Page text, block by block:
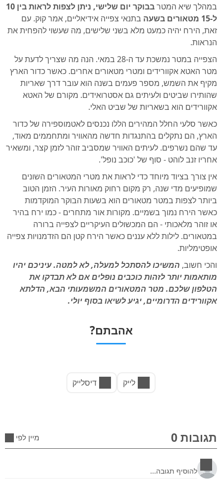
במהלך שיא המטר
בבוקר יום שלישי, ניתן לצפות לראות בין 10
ל-15 מטאורים בשעה
בתנאי צפייה אידיאליים, אמר קוק. עם
זאת, הירח יהיה כמעט מלא בשני שלישים, מה שעשוי להפחית את
הנראות.
הצפייה במטר נמשכת עד ה-28 במאי. הנה מה שצריך לדעת על
מטר האטא אקוורידים ומטרי מטאורים אחרים. כאשר כדור הארץ
מקיף את השמש, מספר פעמים בשנה הוא עובר דרך שאריות
שהותירו שביטים ולעיתים גם אסטרואידים. מקורם של האטא
אקוורידים הוא בשאריות של שביט האלי.
כאשר סלעי החלל המהירים הללו נכנסים לאטמוספירה של כדור
הארץ, הם נתקלים בהתנגדות חדשה מהאוויר ומתחממים מאוד,
עד שהם נשרפים. לעיתים האוויר שמסביב זוהר לזמן קצר, ומשאיר
אחריו זנב לוהט - סוף של 'כוכב נופל'.
אין צורך בציוד מיוחד כדי לראות את מטרי המטאורים השונים
שמופיעים מדי שנה, רק מקום רחוק מאורות העיר. הזמן הטוב
ביותר לצפות במטר מטאורים הוא בשעות הבוקר המוקדמות
כאשר הירח נמוך בשמיים. מקורות אור מתחרים - כמו ירח בהיר
או זוהר מלאכותי - הם המכשולים העיקריים לצפייה ברורה
במטאורים. לילות ללא עננים כאשר הירח קטן הם הזדמנויות צפייה
אופטימליות.
והכי חשוב, המשיכו להסתכל למעלה, לא למטה. עיניכם יהיו
מותאמות יותר לזהות כוכבים נופלים אם לא תבדקו את
הטלפון שלכם. מטר המטאורים המשמעותי הבא, הדלתא
אקוורידים הדרומיים, יגיע לשיאו בסוף יולי.
אהבתם?
לייק דיסלייק
תגובות 0 מיין לפי